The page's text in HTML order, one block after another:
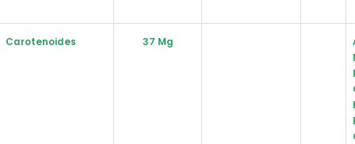
Carotenoides 37 Mg